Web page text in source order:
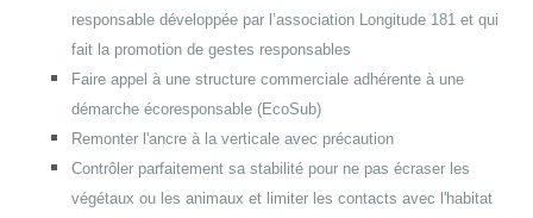
responsable développée par l’association Longitude 181 et qui
fait la promotion de gestes responsables
Faire appel à une structure commerciale adhérente à une
démarche écoresponsable (EcoSub)
Remonter l'ancre à la verticale avec précaution
Contrôler parfaitement sa stabilité pour ne pas écraser les
végétaux ou les animaux et limiter les contacts avec l'habitat